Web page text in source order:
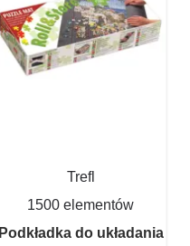
Trefl
1500 elementów
Podkładka do układania